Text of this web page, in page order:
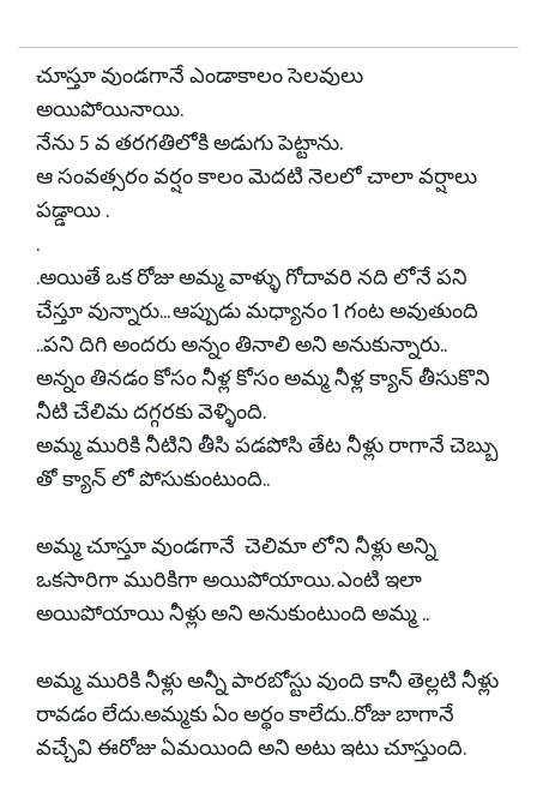
చూస్తూ వుండగానే ఎండాకాలం సెలవులు
అయిపోయినాయి.
నేను 5 వ తరగతిలోకి అడుగు పెట్టాను.
ఆ సంవత్సరం వర్షం కాలం మెదటి నెలలో చాలా వర్షాలు
పడ్డాయి .
.
.అయితే ఒక రోజు అమ్మ వాళ్ళు గోదావరి నది లోనే పని
చేస్తూ వున్నారు... ఆప్పుడు మధ్యానం 1 గంట అవుతుంది
..పని దిగి అందరు అన్నం తినాలి అని అనుకున్నారు..
అన్నం తినడం కోసం నీళ్ల కోసం అమ్మ నీళ్ల క్యాన్ తీసుకొని
నీటి చేలిమ దగ్గరకు వెళ్ళింది.
అమ్మ మురికి నీటిని తీసి పడపోసి తేట నీళ్లు రాగానే చెబ్బు
తో క్యాన్ లో పోసుకుంటుంది..
అమ్మ చూస్తూ వుండగానే చెలిమా లోని నీళ్లు అన్ని
ఒకసారిగా మురికిగా అయిపోయాయి. ఎంటి ఇలా
అయిపోయాయి నీళ్లు అని అనుకుంటుంది అమ్మ ..
అమ్మ మురికి నీళ్లు అన్నీ పారబోస్టు వుంది కానీ తెల్లటి నీళ్లు
రావడం లేదు.అమ్మకు ఏం అర్థం కాలేదు..రోజు బాగానే
వచ్చేవి ఈరోజు ఏమయింది అని అటు ఇటు చూస్తుంది.